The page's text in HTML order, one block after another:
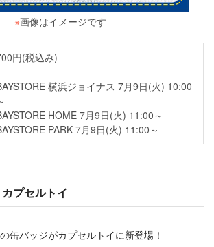
※画像はイメージです
円(税込み)
横浜ジョイナス 7月9日(火) 10:00
HOME 7月9日(火) 11:00～
PARK 7月9日(火) 11:00～
プセルトイ
缶バッジがカプセルトイに新登場！